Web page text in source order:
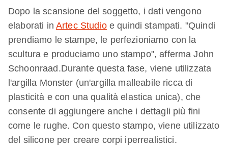
Dopo la scansione del soggetto, i dati vengono
elaborati in Artec Studioe quindi stampati. "Quindi
prendiamo le stampe, le perfezioniamo con la
scultura e produciamo uno stampo", afferma John
Schoonraad.Durante questa fase, viene utilizzata
l'argilla Monster (un'argilla malleabile ricca di
plasticità e con una qualità elastica unica), che
consente di aggiungere anche i dettagli più fini
come le rughe. Con questo stampo, viene utilizzato
del silicone per creare corpi iperrealistici.